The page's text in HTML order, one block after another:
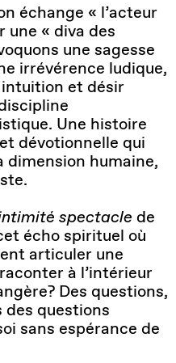
échange « l’acteur
une « diva des
une sagesse
irrévérence ludique,
intuition et désir
Une histoire
dévotionnelle qui
dimension humaine,
spectacle de
écho spirituel où
articuler une
à l’intérieur
Des questions,
questions
sans espérance de